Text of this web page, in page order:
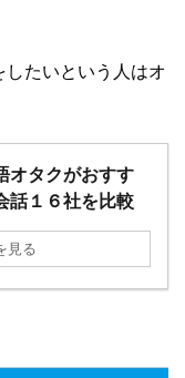
たいという人はオ
オタクがおすす
話１６社を比較
見る